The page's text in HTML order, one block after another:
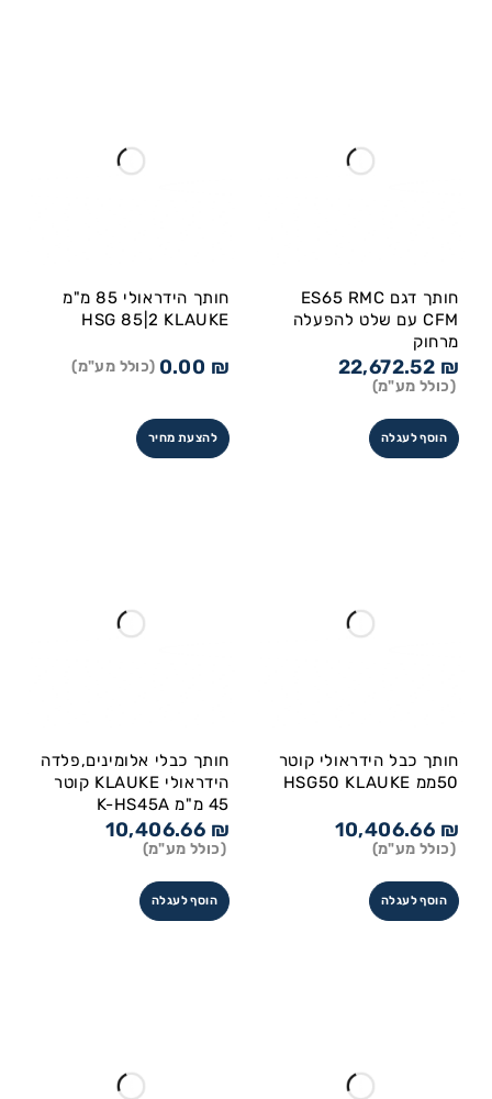
חותך דגם ES65 RMC
CFM עם שלט להפעלה
מרחוק
22,672.52 ₪
(כולל מע"מ)
הוסף לעגלה
חותך הידראולי 85 מ"מ
HSG 85|2 KLAUKE
0.00 ₪ (כולל מע"מ)
להצעת מחיר
חותך כבל הידראולי קוטר
50ממ HSG50 KLAUKE
10,406.66 ₪
(כולל מע"מ)
הוסף לעגלה
חותך כבלי אלומינים,פלדה
הידראולי KLAUKE קוטר
45 מ"מ K-HS45A
10,406.66 ₪
(כולל מע"מ)
הוסף לעגלה